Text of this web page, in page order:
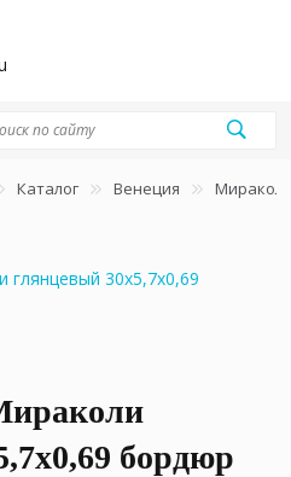
Каталог Венеция
бордюр